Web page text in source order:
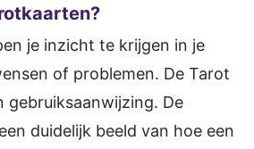
je inzicht te krijgen in je
of problemen. De Tarot
gebruiksaanwijzing. De
duidelijk beeld van hoe een